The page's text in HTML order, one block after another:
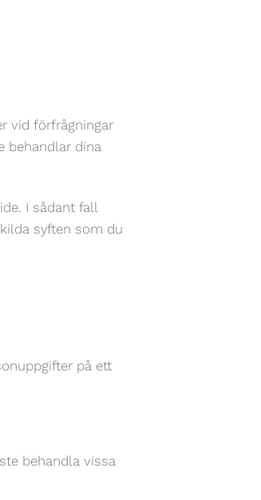
vid förfrågningar
behandlar dina
I sådant fall
syften som du
på ett
behandla vissa